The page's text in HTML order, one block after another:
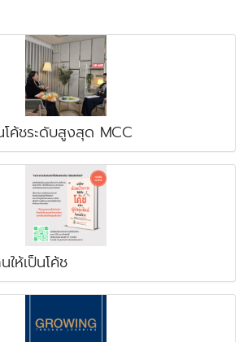
โค้ชระดับสูงสุด MCC
ให้เป็นโค้ช